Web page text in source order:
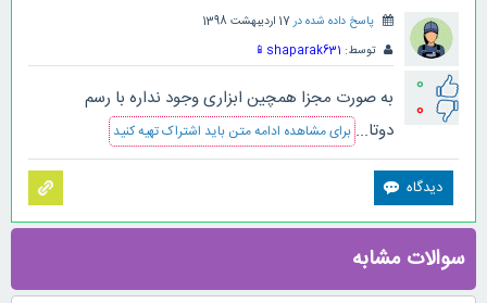
0
0
پاسخ داده شده در 17 اردیبهشت 1398
توسط: shaparak631
📱
به صورت مجزا همچین ابزاری وجود نداره با رسم
دوتا... برای مشاهده ادامه متن باید اشتراک تهیه کنید
سوالات مشابه